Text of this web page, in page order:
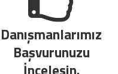
Danışmanlarımız
Başvurunuzu